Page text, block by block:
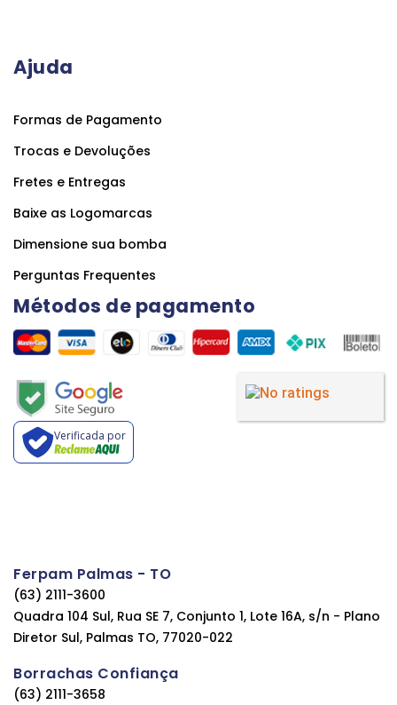
Ajuda
Formas de Pagamento
Trocas e Devoluções
Fretes e Entregas
Baixe as Logomarcas
Dimensione sua bomba
Perguntas Frequentes
Métodos de pagamento
Verificada por
Ferpam Palmas - TO
(63) 2111-3600
Quadra 104 Sul, Rua SE 7, Conjunto 1, Lote 16A, s/n - Plano
Diretor Sul, Palmas TO, 77020-022
Borrachas Confiança
(63) 2111-3658